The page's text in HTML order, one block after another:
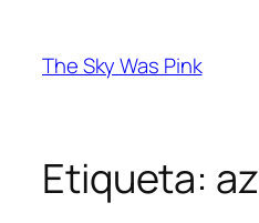
contenido
The Sky Was Pink
Etiqueta: